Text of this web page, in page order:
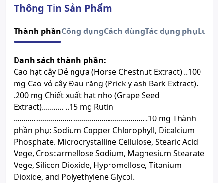
Dạng bào chế
Viên nén
Xem giấy công bố sản phẩm
Thông Tin Sản Phẩm
Thành phầnCông dụngCách dùngTác dụng phụLưu
Danh sách thành phần:
Cao hạt cây Dẻ ngựa (Horse Chestnut Extract) ..100
mg Cao vỏ cây Đau răng (Prickly ash Bark Extract).
.200 mg Chiết xuất hạt nho (Grape Seed
Extract)........... ..15 mg Rutin
.....................................................................10 mg Thành
phần phụ: Sodium Copper Chlorophyll, Dicalcium
Phosphate, Microcrystalline Cellulose, Stearic Acid
Vege, Croscarmellose Sodium, Magnesium Stearate
Vege, Silicon Dioxide, Hypromellose, Titanium
Dioxide, and Polyethylene Glycol.